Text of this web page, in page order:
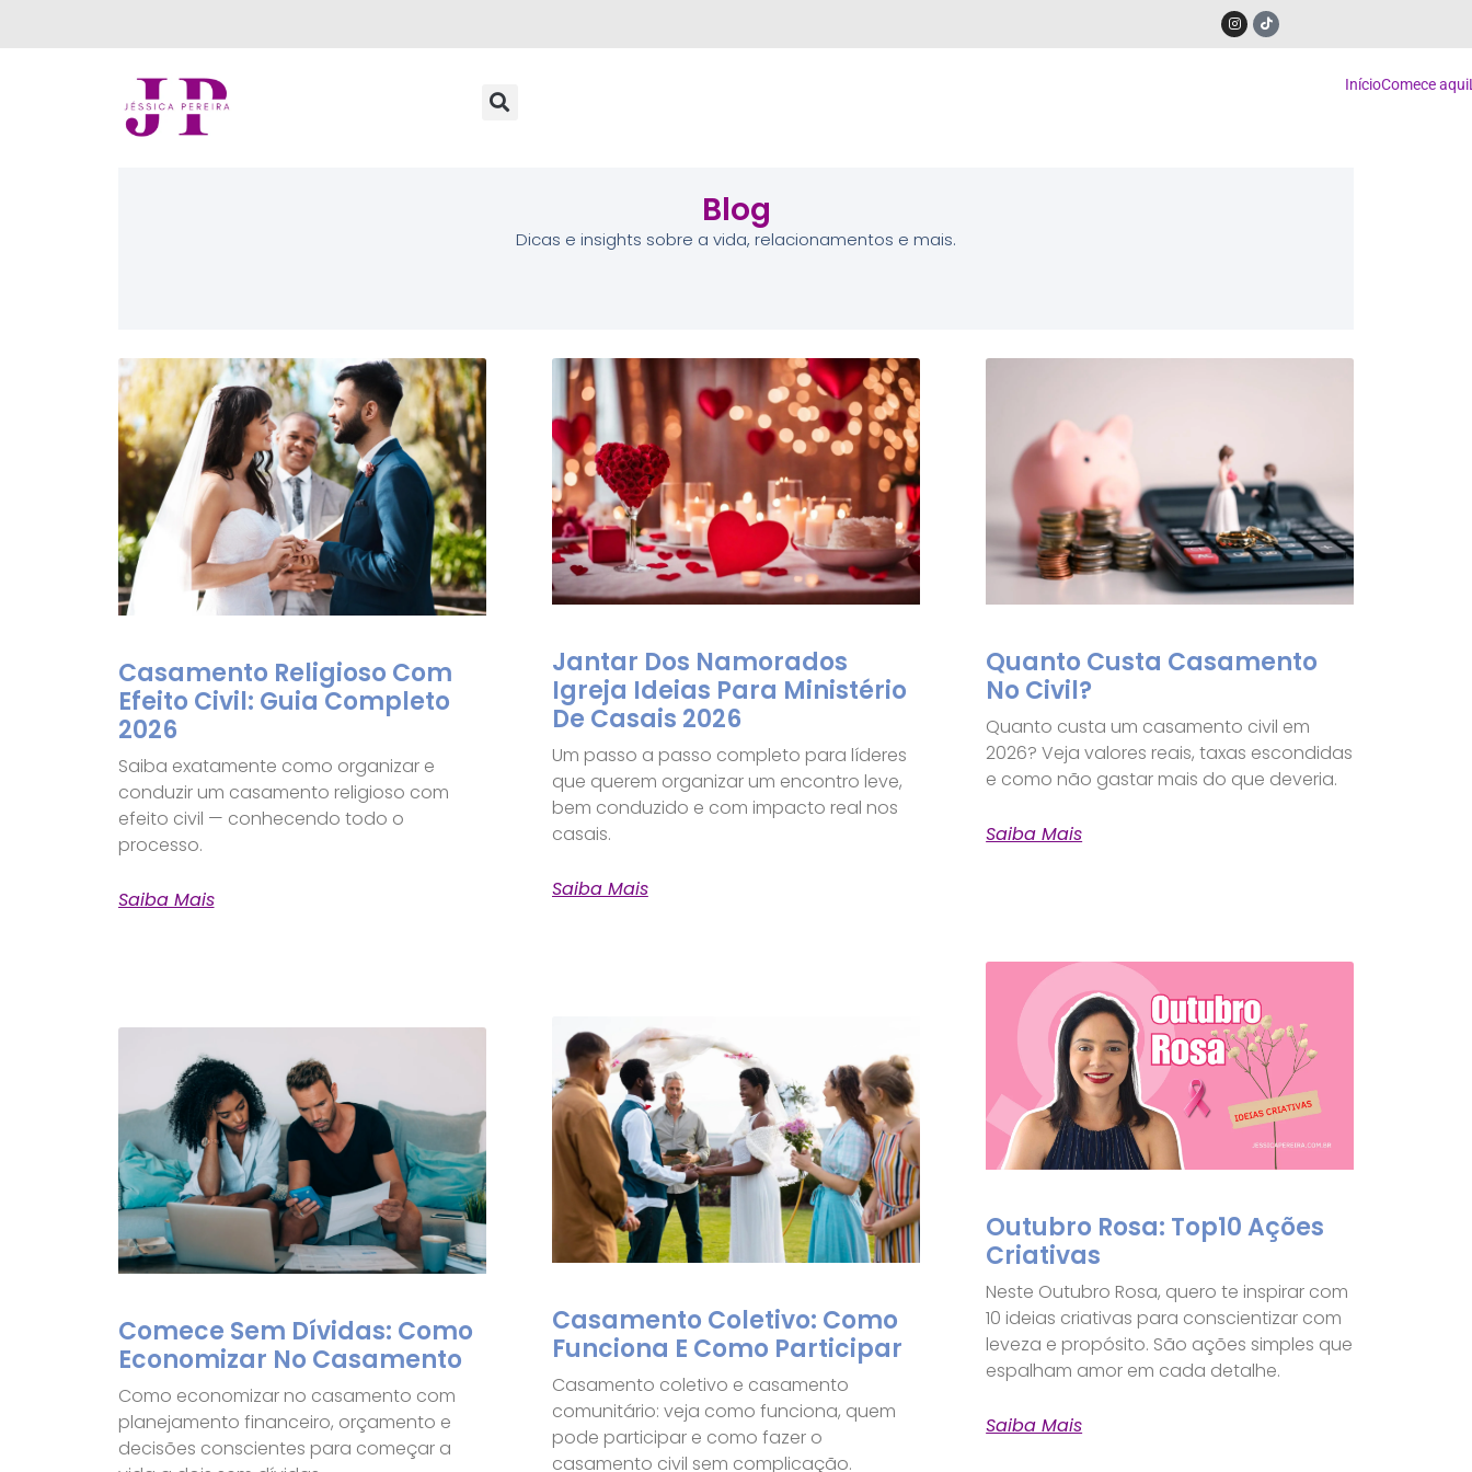
InícioComece aqui
Blog
Dicas e insights sobre a vida, relacionamentos e mais.
Casamento Religioso Com
Efeito Civil: Guia Completo
2026
Saiba exatamente como organizar e
conduzir um casamento religioso com
efeito civil — conhecendo todo o
processo.
Saiba Mais
Jantar Dos Namorados
Igreja Ideias Para Ministério
De Casais 2026
Um passo a passo completo para líderes
que querem organizar um encontro leve,
bem conduzido e com impacto real nos
casais.
Saiba Mais
Quanto Custa Casamento
No Civil?
Quanto custa um casamento civil em
2026? Veja valores reais, taxas escondidas
e como não gastar mais do que deveria.
Saiba Mais
Comece Sem Dívidas: Como
Economizar No Casamento
Como economizar no casamento com
planejamento financeiro, orçamento e
decisões conscientes para começar a
Casamento Coletivo: Como
Funciona E Como Participar
Casamento coletivo e casamento
comunitário: veja como funciona, quem
pode participar e como fazer o
casamento civil sem complicação.
Outubro Rosa: Top10 Ações
Criativas
Neste Outubro Rosa, quero te inspirar com
10 ideias criativas para conscientizar com
leveza e propósito. São ações simples que
espalham amor em cada detalhe.
Saiba Mais